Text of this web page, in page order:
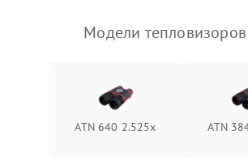
Модели тепловизоров
ATN 640 2.525x ATN